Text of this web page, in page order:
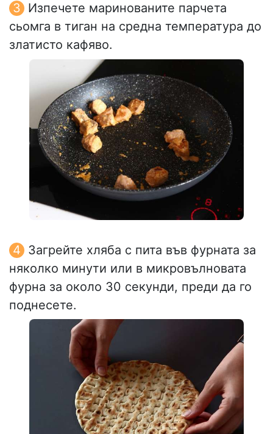
Изпечете маринованите парчета
сьомга в тиган на средна температура до
златисто кафяво.
Загрейте хляба с пита във фурната за
няколко минути или в микровълновата
фурна за около 30 секунди, преди да го
поднесете.